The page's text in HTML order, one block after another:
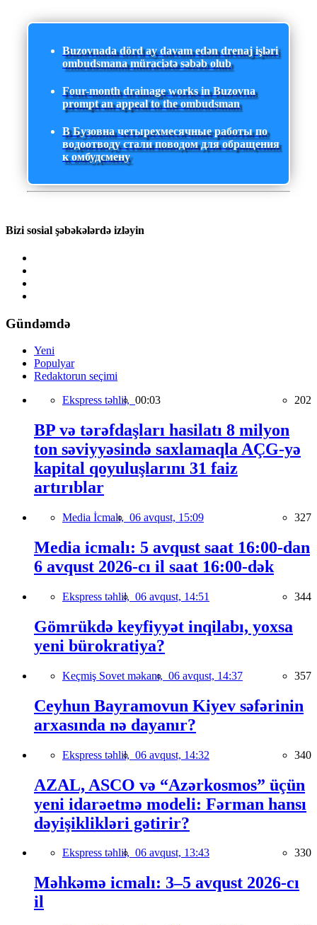
Buzovnada dörd ay davam edən drenaj işləri
ombudsmana müraciətə səbəb olub
Four-month drainage works in Buzovna
prompt an appeal to the ombudsman
В Бузовна четырехмесячные работы по
водоотводу стали поводом для обращения
к омбудсмену
Bizi sosial şəbəkələrdə izləyin
Gündəmdə
Yeni
Populyar
Redaktorun seçimi
Ekspress təhlil, 00:03 202
BP və tərəfdaşları hasilatı 8 milyon
ton səviyyəsində saxlamaqla AÇG-yə
kapital qoyuluşlarını 31 faiz
artırıblar
Media İcmalı, 06 avqust, 15:09 327
Media icmalı: 5 avqust saat 16:00-dan
6 avqust 2026-cı il saat 16:00-dək
Ekspress təhlil, 06 avqust, 14:51 344
Gömrükdə keyfiyyət inqilabı, yoxsa
yeni bürokratiya?
Keçmiş Sovet məkanı, 06 avqust, 14:37 357
Ceyhun Bayramovun Kiyev səfərinin
arxasında nə dayanır?
Ekspress təhlil, 06 avqust, 14:32 340
AZAL, ASCO və “Azərkosmos” üçün
yeni idarəetmə modeli: Fərman hansı
dəyişiklikləri gətirir?
Ekspress təhlil, 06 avqust, 13:43 330
Məhkəmə icmalı: 3–5 avqust 2026-cı
il